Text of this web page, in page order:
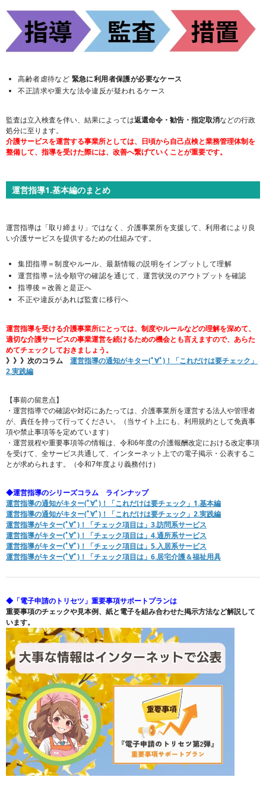
高齢者虐待など 緊急に利用者保護が必要なケース
不正請求や重大な法令違反が疑われるケース
監査は立入検査を伴い、結果によっては返還命令・勧告・指定取消などの行政
処分に至ります。
介護サービスを運営する事業所としては、日頃から自己点検と業務管理体制を
整備して、指導を受けた際には、改善へ繋げていくことが重要です。
運営指導1.基本編のまとめ
運営指導は「取り締まり」ではなく、介護事業所を支援して、利用者により良
い介護サービスを提供するための仕組みです。
集団指導＝制度やルール、最新情報の説明をインプットして理解
運営指導＝法令順守の確認を通じて、運営状況のアウトプットを確認
指導後＝改善と是正へ
不正や違反があれば監査に移行へ
運営指導を受ける介護事業所にとっては、制度やルールなどの理解を深めて、
適切な介護サービスの事業運営を続けるための機会とも言えますので、あらた
めてチェックしておきましょう。
》》》次のコラム 運営指導の通知がキター(ﾟ∀ﾟ)！「これだけは要チェック」
2.実践編
【事前の留意点】
・運営指導での確認や対応にあたっては、介護事業所を運営する法人や管理者
が、責任を持って行ってください。（当サイト上にも、利用規約として免責事
項や禁止事項等を定めています）
・運営規程や重要事項等の情報は、令和6年度の介護報酬改定における改定事項
を受けて、全サービス共通して、インターネット上での電子掲示・公表するこ
とが求められます。（令和7年度より義務付け）
◆運営指導のシリーズコラム ラインナップ
運営指導の通知がキター(ﾟ∀ﾟ)！「これだけは要チェック」1.基本編
運営指導の通知がキター(ﾟ∀ﾟ)！「これだけは要チェック」2.実践編
運営指導がキター(ﾟ∀ﾟ)！「チェック項目は」3.訪問系サービス
運営指導がキター(ﾟ∀ﾟ)！「チェック項目は」4.通所系サービス
運営指導がキター(ﾟ∀ﾟ)！「チェック項目は」5.入居系サービス
運営指導がキター(ﾟ∀ﾟ)！「チェック項目は」6.居宅介護＆福祉用具
◆「電子申請のトリセツ」重要事項サポートプランは
重要事項のチェックや見本例、紙と電子を組み合わせた掲示方法など解説して
います。